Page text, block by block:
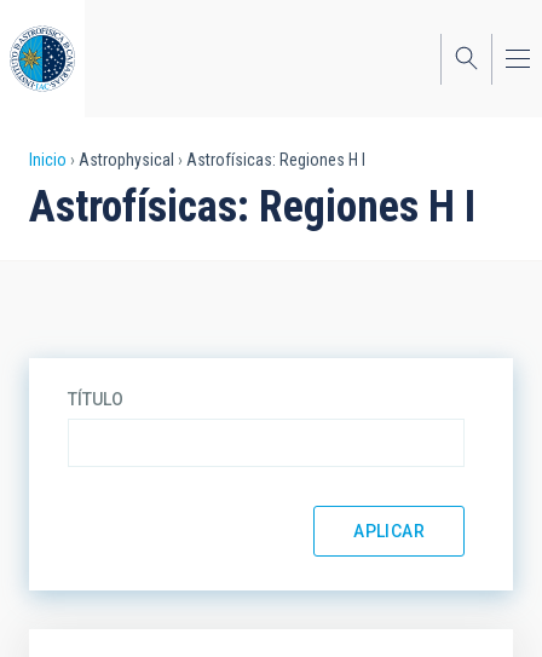
al
contenido
principal
Sobrescribir
enlaces
navegación
Inicio Astrophysical Astrofísicas: Regiones H I
Astrofísicas: Regiones H I
TÍTULO